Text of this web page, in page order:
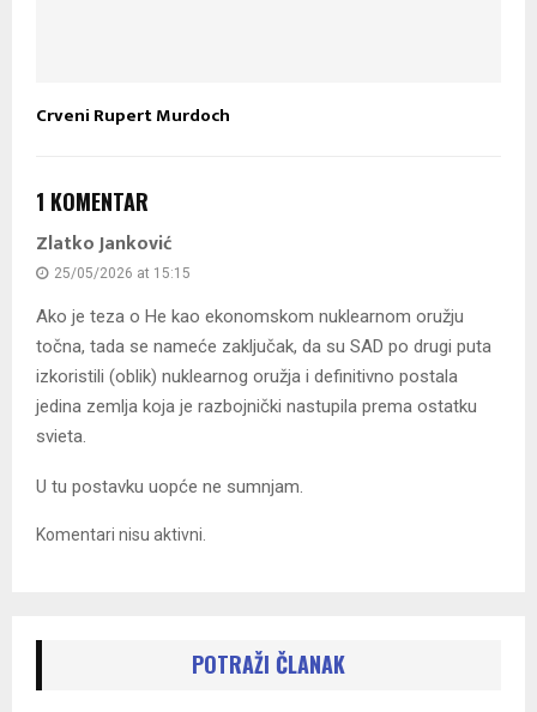
Crveni Rupert Murdoch
1 KOMENTAR
Zlatko Janković
25/05/2026 at 15:15
Ako je teza o He kao ekonomskom nuklearnom oružju
točna, tada se nameće zaključak, da su SAD po drugi puta
izkoristili (oblik) nuklearnog oružja i definitivno postala
jedina zemlja koja je razbojnički nastupila prema ostatku
svieta.
U tu postavku uopće ne sumnjam.
Komentari nisu aktivni.
POTRAŽI ČLANAK